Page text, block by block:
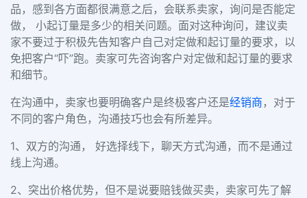
品，感到各方面都很满意之后，会联系卖家，询问是否能定
做， 小起订量是多少的相关问题。面对这种询问， 建议卖
家不要过于积极先告知客户自己对定做和起订量的要求，以
免把客户“吓”跑。卖家可先咨询客户对定做和起订量的要求
和细节。
在沟通中，卖家也要明确客户是终极客户还是经销商 ，对于
不同的客户角色，沟通技巧也会有所差异。
1、双方的沟通， 好选择线下 ，聊天方式沟通 ，而不是通过
线上沟通。
2、突出价格优势，但不是说要赔钱做买卖，卖家可先了解